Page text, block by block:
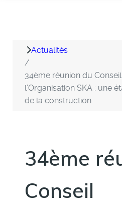
Actualités
34ème réunion du
l’Organisation SKA : une
de la construction
34ème
Conseil